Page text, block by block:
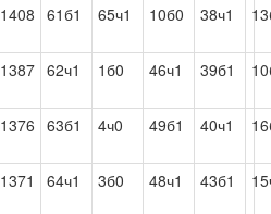
1408 61б1 65ч1 10б0 38ч1
1387 62ч1 1б0 46ч1 39б1
1376 63б1 4ч0 49б1 40ч1
1371 64ч1 3б0 48ч1 43б1